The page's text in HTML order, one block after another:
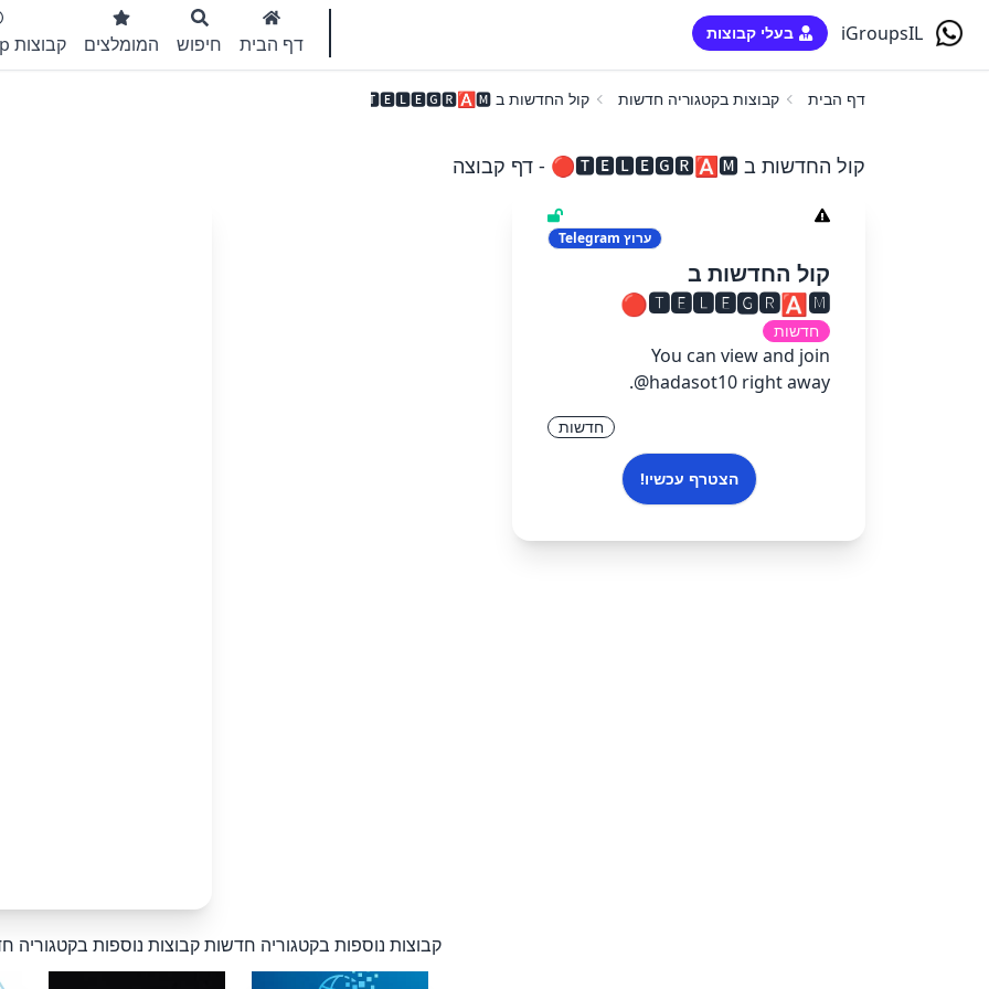
iGroupsIL בעלי קבוצות דף הבית חיפוש המומלצים קבוצות WhatsApp
דף הבית קבוצות בקטגוריה חדשות קול החדשות ב 🆃🅴🅻🅴🅶🆁🅰️🅼🔴
קול החדשות ב 🆃🅴🅻🅴🅶🆁🅰️🅼🔴 - דף קבוצה
ערוץ
קול החדשות ב
🆃🅴🅻🅴🅶🆁🅰️🅼🔴
חדשות
You can view and join
@hadasot10 right away.
חדשות
הצטרף עכשיו!
קבוצות נוספות בקטגוריה חדשותקבוצות נוספות בקטגוריה